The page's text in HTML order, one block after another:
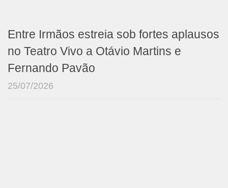
Entre Irmãos estreia sob fortes aplausos
no Teatro Vivo a Otávio Martins e
Fernando Pavão
25/07/2026